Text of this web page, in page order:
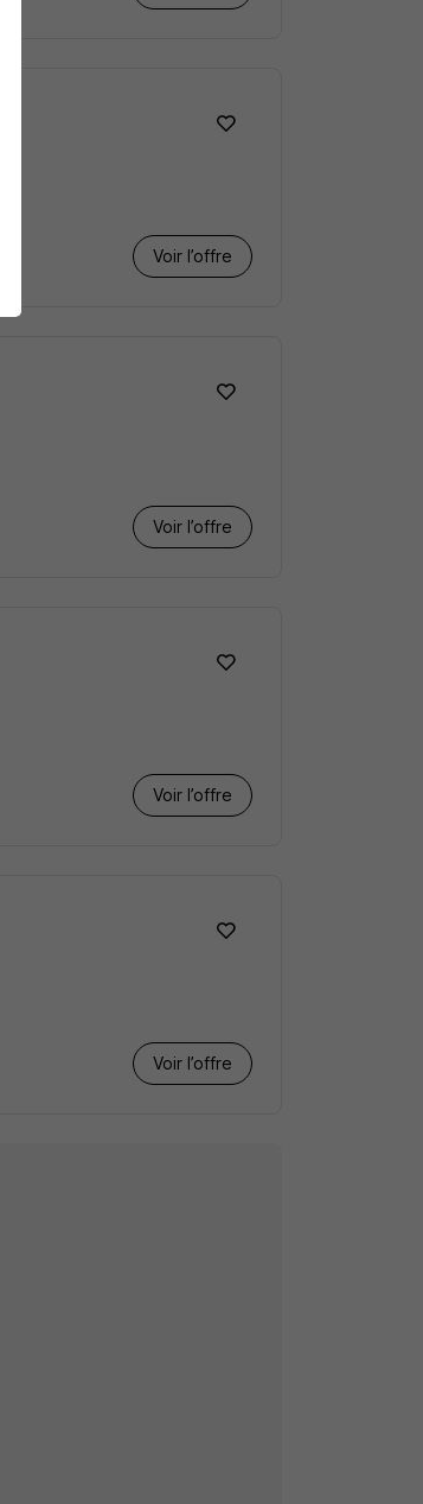
Voir l’offre
Voir l’offre
Voir l’offre
Voir l’offre